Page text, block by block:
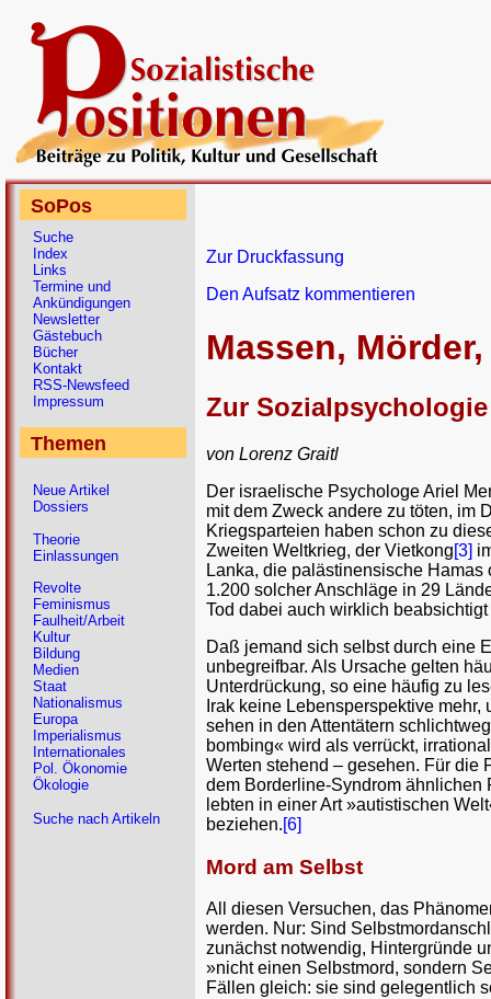
Zur Druckfassung
Den Aufsatz kommentieren
Massen,
Zur
von Lorenz Graitl
Der israelische Psychologe Ariel
mit dem Zweck andere zu töten, im
Kriegsparteien haben schon zu
Zweiten Weltkrieg, der Vietkong[3]
Lanka, die palästinensische
1.200 solcher Anschläge in 29
Tod dabei auch wirklich
Daß jemand sich selbst durch eine
unbegreifbar. Als Ursache gelten
Unterdrückung, so eine häufig zu
Irak keine Lebensperspektive
sehen in den Attentätern
bombing« wird als verrückt,
Werten stehend – gesehen. Für die
dem Borderline-Syndrom
lebten in einer Art »autistischen
beziehen.[6]
Mord am Selbst
All diesen Versuchen, das
werden. Nur: Sind
zunächst notwendig, Hintergründe
»nicht einen Selbstmord, sondern
Fällen gleich: sie sind gelegentlich
SoPos
Suche
Index
Links
Termine und
Ankündigungen
Newsletter
Gästebuch
Bücher
Kontakt
RSS-Newsfeed
Impressum
Themen
Neue Artikel
Dossiers
Theorie
Einlassungen
Revolte
Feminismus
Faulheit/Arbeit
Kultur
Bildung
Medien
Staat
Nationalismus
Europa
Imperialismus
Internationales
Pol. Ökonomie
Ökologie
Suche nach Artikeln